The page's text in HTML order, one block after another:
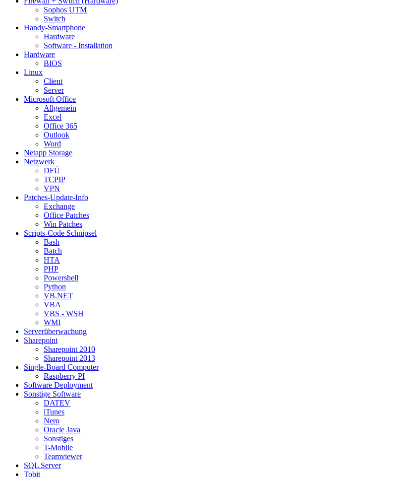
Sophos UTM
Switch
Handy-Smartphone
Hardware
Software - Installation
Hardware
BIOS
Linux
Client
Server
Microsoft Office
Allgemein
Excel
Office 365
Outlook
Word
Netapp Storage
Netzwerk
DFÜ
TCPIP
VPN
Patches-Update-Info
Exchange
Office Patches
Win Patches
Scripts-Code Schnipsel
Bash
Batch
HTA
PHP
Powershell
Python
VB.NET
VBA
VBS - WSH
WMI
Serverüberwachung
Sharepoint
Sharepoint 2010
Sharepoint 2013
Single-Board Computer
Raspberry PI
Software Deployment
Sonstige Software
DATEV
iTunes
Nero
Oracle Java
Sonstiges
T-Mobile
Teamviewer
SQL Server
Tobit